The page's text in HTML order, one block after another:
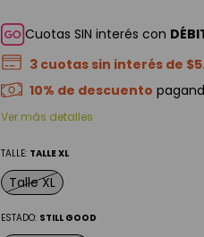
Cuotas SIN interés con
3 cuotas sin interés de
10% de descuento
Ver más detalles
TALLE: TALLE XL
Talle XL
ESTADO: STILL GOOD